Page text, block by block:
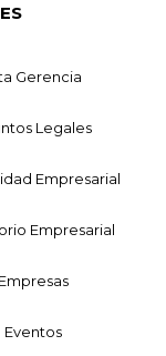
Gerencia
Legales
Empresarial
Empresarial
Empresas
Eventos